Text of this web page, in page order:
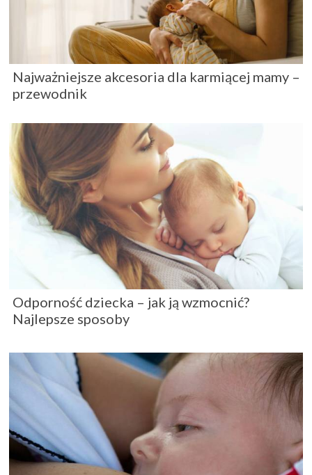
Najważniejsze akcesoria dla karmiącej mamy –
przewodnik
Odporność dziecka – jak ją wzmocnić?
Najlepsze sposoby